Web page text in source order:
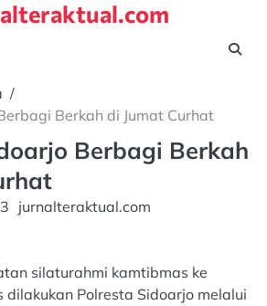
Berkah di Jumat Curhat
Berbagi Berkah
jurnalteraktual.com
silaturahmi kamtibmas ke
Polresta Sidoarjo melalui